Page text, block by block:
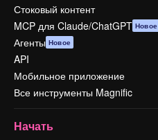
Стоковый контент
MCP для Claude/ChatGPT Новое
Агенты Новое
API
Мобильное приложение
Все инструменты Magnific
Начать